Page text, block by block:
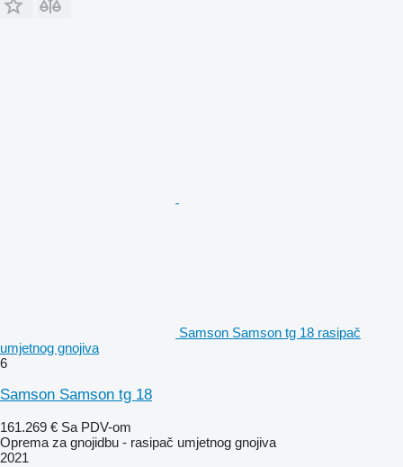
Samson Samson tg 18 rasipač
umjetnog gnojiva
6
Samson Samson tg 18
161.269 € Sa PDV-om
Oprema za gnojidbu - rasipač umjetnog gnojiva
2021